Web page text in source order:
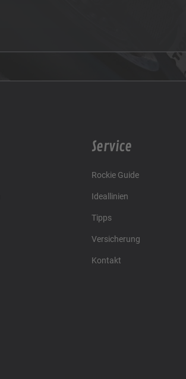
Service
Rockie Guide
Ideallinien
Tipps
Versicherung
Kontakt